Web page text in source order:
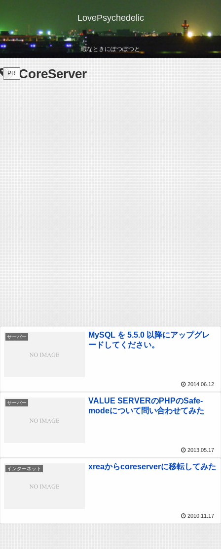
LovePsychedelic
暇なときにぽつぽつと
PR CoreServer
サーバー
MySQL を 5.5.0 以降にアップグレ
ードしてください。
2014.06.12
サーバー
VALUE SERVERのPHPのSafe-
modeについて問い合わせてみた
2013.05.17
インターネット xreaからcoreserverに移転してみた
2010.11.17